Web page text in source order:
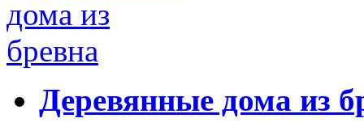
Деревянные дома из